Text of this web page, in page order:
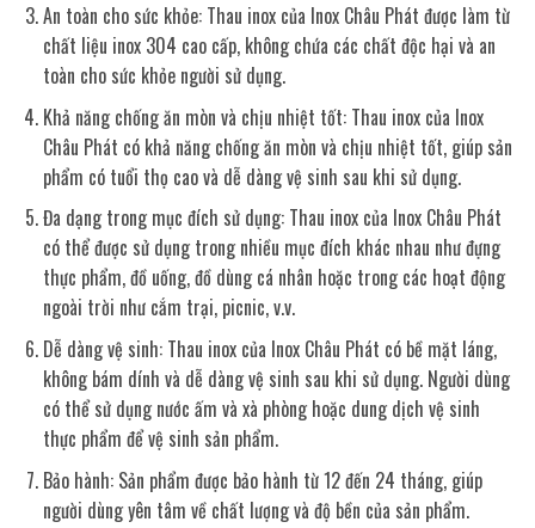
An toàn cho sức khỏe: Thau inox của Inox Châu Phát được làm từ
chất liệu inox 304 cao cấp, không chứa các chất độc hại và an
toàn cho sức khỏe người sử dụng.
Khả năng chống ăn mòn và chịu nhiệt tốt: Thau inox của Inox
Châu Phát có khả năng chống ăn mòn và chịu nhiệt tốt, giúp sản
phẩm có tuổi thọ cao và dễ dàng vệ sinh sau khi sử dụng.
Đa dạng trong mục đích sử dụng: Thau inox của Inox Châu Phát
có thể được sử dụng trong nhiều mục đích khác nhau như đựng
thực phẩm, đồ uống, đồ dùng cá nhân hoặc trong các hoạt động
ngoài trời như cắm trại, picnic, v.v.
Dễ dàng vệ sinh: Thau inox của Inox Châu Phát có bề mặt láng,
không bám dính và dễ dàng vệ sinh sau khi sử dụng. Người dùng
có thể sử dụng nước ấm và xà phòng hoặc dung dịch vệ sinh
thực phẩm để vệ sinh sản phẩm.
Bảo hành: Sản phẩm được bảo hành từ 12 đến 24 tháng, giúp
người dùng yên tâm về chất lượng và độ bền của sản phẩm.